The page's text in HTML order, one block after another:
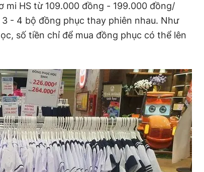
mi HS từ 109.000 đồng - 199.000 đồng/
- 4 bộ đồng phục thay phiên nhau. Như
số tiền chỉ để mua đồng phục có thể lên